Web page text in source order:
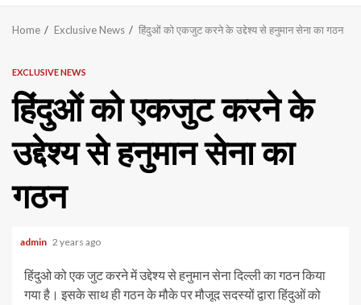
Home Exclusive News हिंदुओं को एकजुट करने के उद्देश्य से हनुमान सेना का गठन
EXCLUSIVE NEWS
हिंदुओं को एकजुट करने के
उद्देश्य से हनुमान सेना का
गठन
admin 2 years ago
हिंदुओ को एक जुट करने में उद्देश्य से हनुमान सेना दिल्ली का गठन किया
गया है। इसके साथ ही गठन के मौके पर मौजूद सदस्यों द्वारा हिंदुओं को